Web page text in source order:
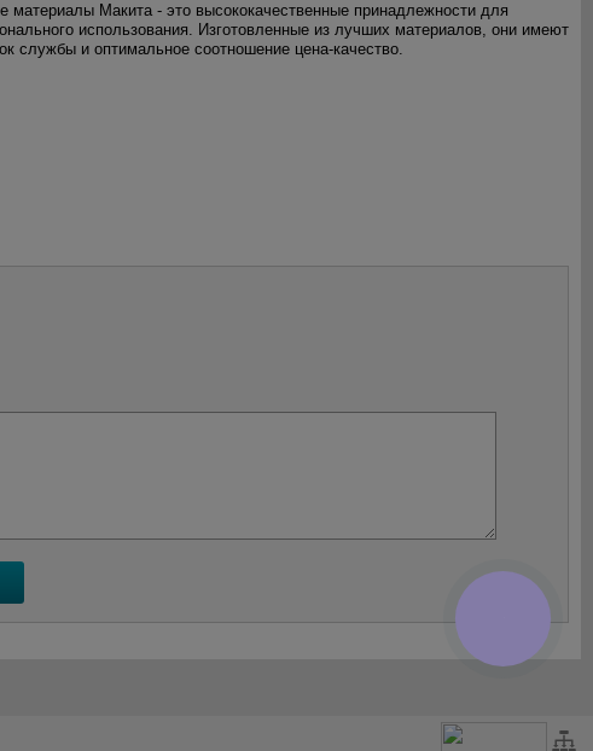
материалы Макита - это высококачественные принадлежности для
использования. Изготовленные из лучших материалов, они имеют
службы и оптимальное соотношение цена-качество.